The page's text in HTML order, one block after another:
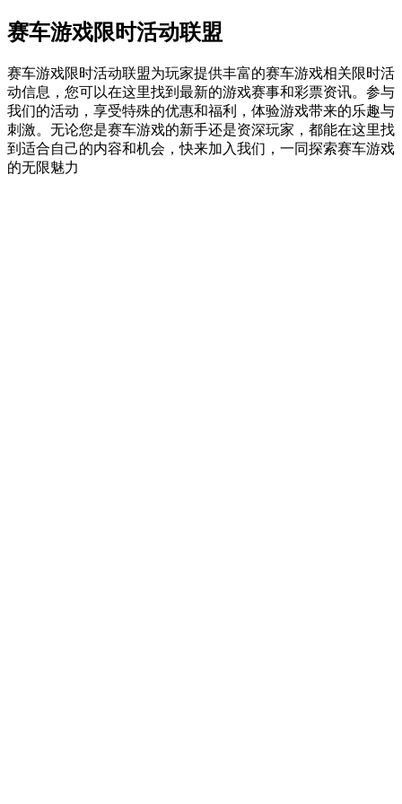
赛车游戏限时活动联盟
赛车游戏限时活动联盟为玩家提供丰富的赛车游戏相关限时活
动信息，您可以在这里找到最新的游戏赛事和彩票资讯。参与
我们的活动，享受特殊的优惠和福利，体验游戏带来的乐趣与
刺激。无论您是赛车游戏的新手还是资深玩家，都能在这里找
到适合自己的内容和机会，快来加入我们，一同探索赛车游戏
的无限魅力